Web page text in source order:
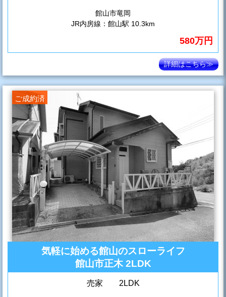
館山市竜岡
JR内房線：館山駅 10.3km
580万円
詳細はこちら≫
ご成約済
気軽に始める館山のスローライフ
館山市正木 2LDK
売家 2LDK